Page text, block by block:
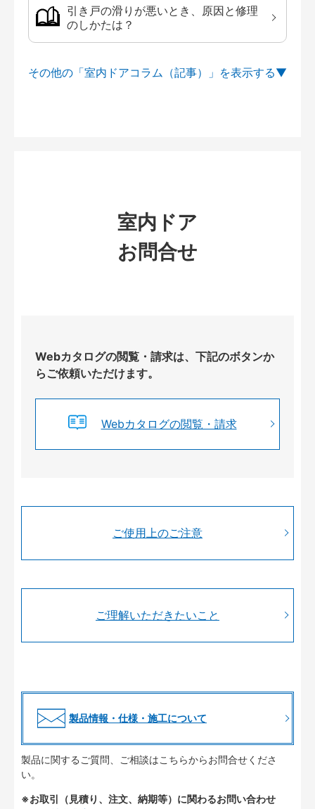
引き戸の滑りが悪いとき、原因と修理
のしかたは？
その他の「室内ドアコラム（記事）」を
室内ドア
お問合せ
Webカタログの閲覧・請求は、下記のボタンか
らご依頼いただけます。
Webカタログの閲覧・請求
ご使用上のご注意
ご理解いただきたいこと
製品情報・仕様・施工について
製品に関するご質問、ご相談はこちらからお問合せくださ
い。
※お取引（見積り、注文、納期等）に関わるお問い合わせ